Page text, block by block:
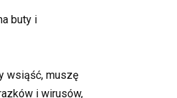
buty i
wsiąść, muszę
i wirusów,